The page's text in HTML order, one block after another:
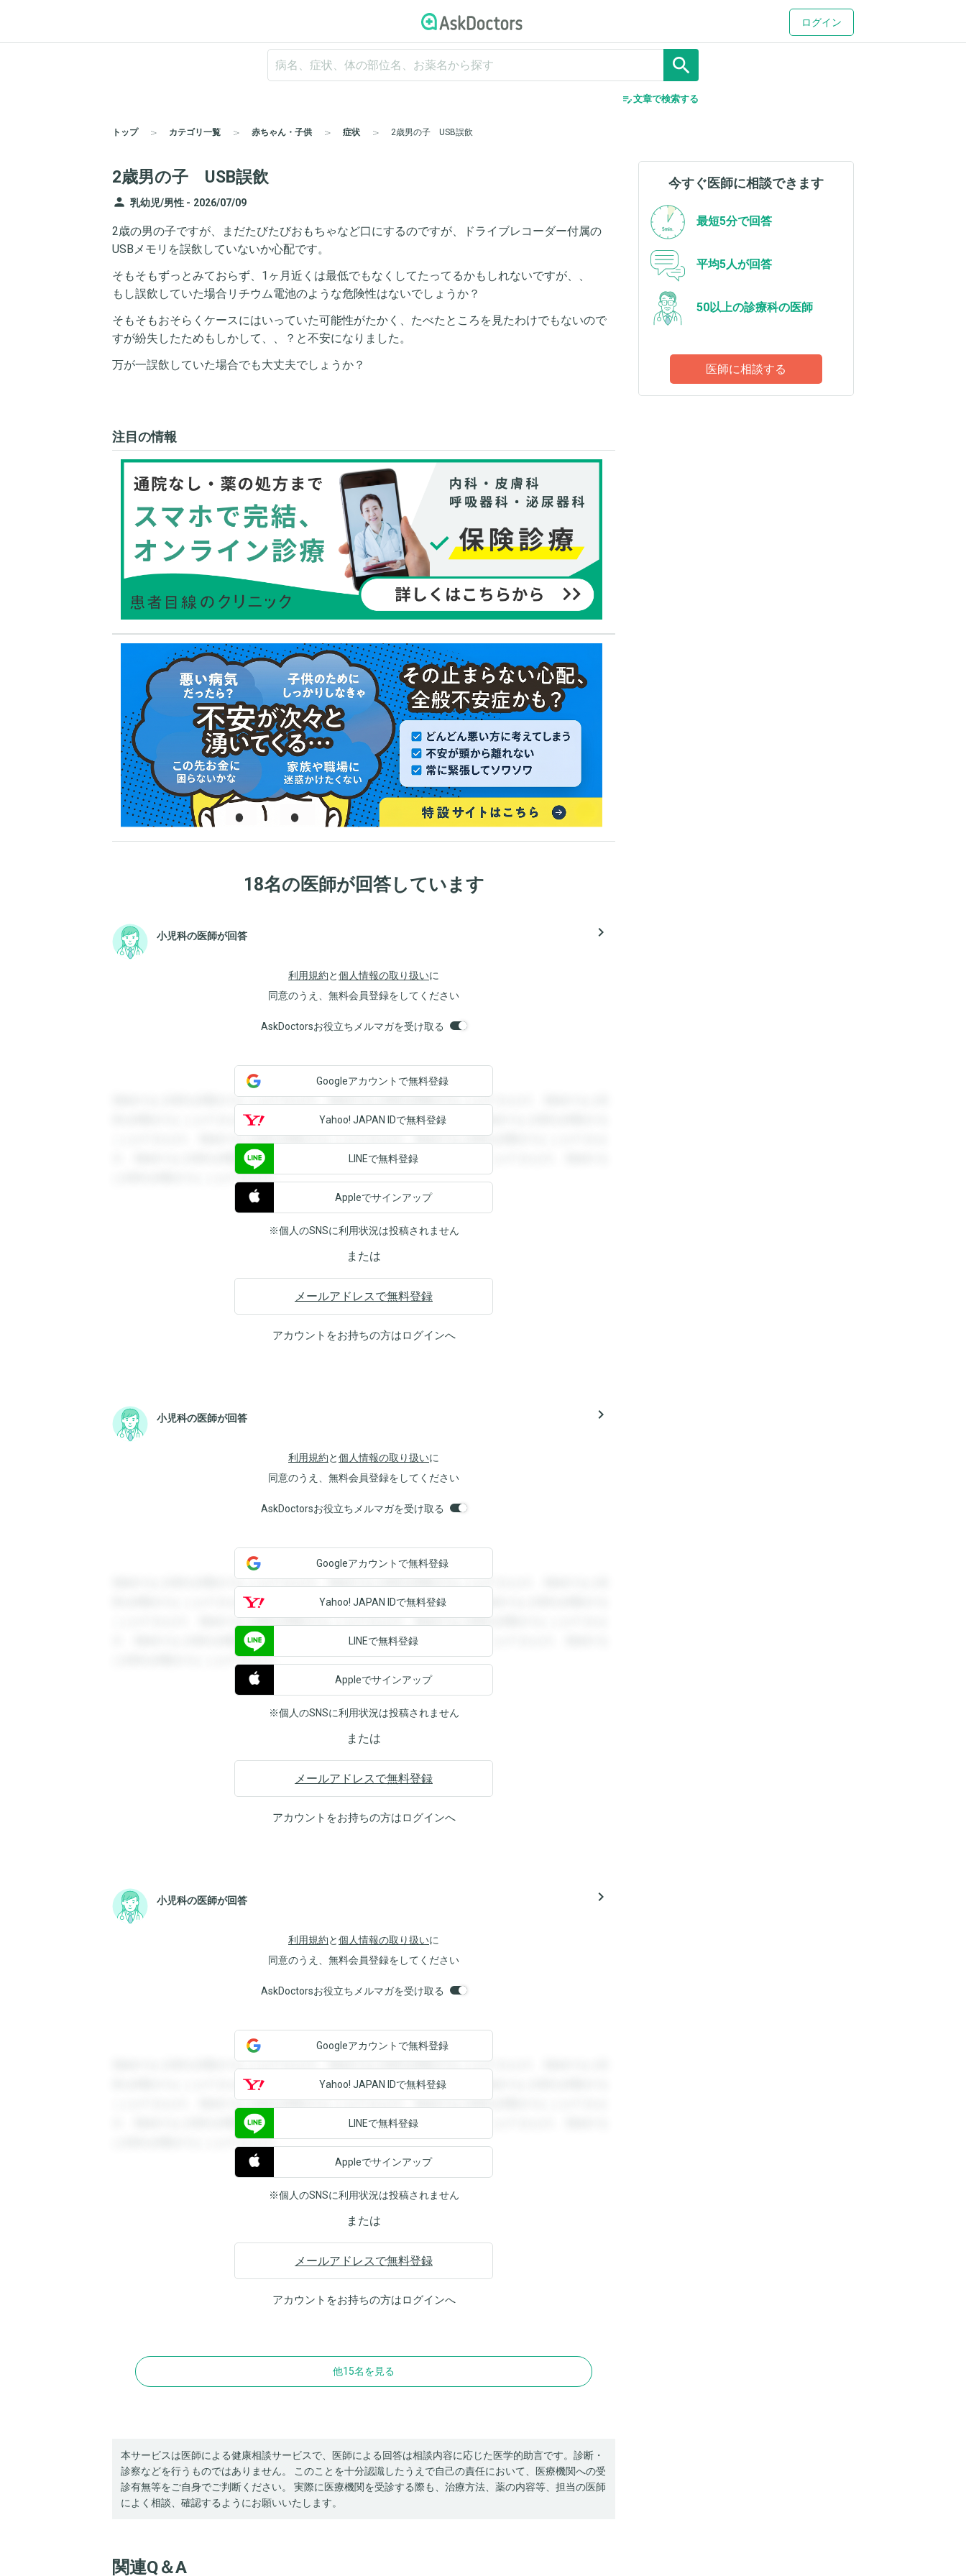
ログイン
search
edit_note文章で検索する
トップ カテゴリ一覧 赤ちゃん・子供 症状 2歳男の子 USB誤飲
2歳男の子 USB誤飲
person 乳幼児/男性 - 2026/07/09
2歳の男の子ですが、まだたびたびおもちゃなど口にするのですが、ドライブレコーダー付属の
USBメモリを誤飲していないか心配です。
そもそもずっとみておらず、1ヶ月近くは最低でもなくしてたってるかもしれないですが、、
もし誤飲していた場合リチウム電池のような危険性はないでしょうか？
そもそもおそらくケースにはいっていた可能性がたかく、たべたところを見たわけでもないので
すが紛失したためもしかして、、？と不安になりました。
万が一誤飲していた場合でも大丈夫でしょうか？
注目の情報
18名の医師が回答しています
小児科の医師が回答 navigate_next
利用規約と個人情報の取り扱いに
同意のうえ、無料会員登録をしてください
AskDoctorsお役立ちメルマガを受け取る
登録すると回答を閲覧することができます。登録すると回答を閲覧することができます。登録すると回
答を閲覧することができます。登録すると回答を閲覧することができます。登録すると回答を閲覧する
ことができます。登録すると回答を閲覧することができます。登録すると回答を閲覧することができま
す。登録すると回答を閲覧することができます。登録すると回答を閲覧することができます。登録する
と回答を閲覧することができます。
Googleアカウントで無料登録
Yahoo! JAPAN IDで無料登録
LINEで無料登録
Appleでサインアップ
※個人のSNSに利用状況は投稿されません
または
メールアドレスで無料登録
アカウントをお持ちの方はログインへ
小児科の医師が回答 navigate_next
利用規約と個人情報の取り扱いに
同意のうえ、無料会員登録をしてください
AskDoctorsお役立ちメルマガを受け取る
登録すると回答を閲覧することができます。登録すると回答を閲覧することができます。登録すると回
答を閲覧することができます。登録すると回答を閲覧することができます。登録すると回答を閲覧する
ことができます。登録すると回答を閲覧することができます。登録すると回答を閲覧することができま
す。登録すると回答を閲覧することができます。登録すると回答を閲覧することができます。登録する
と回答を閲覧することができます。
Googleアカウントで無料登録
Yahoo! JAPAN IDで無料登録
LINEで無料登録
Appleでサインアップ
※個人のSNSに利用状況は投稿されません
または
メールアドレスで無料登録
アカウントをお持ちの方はログインへ
小児科の医師が回答 navigate_next
利用規約と個人情報の取り扱いに
同意のうえ、無料会員登録をしてください
AskDoctorsお役立ちメルマガを受け取る
登録すると回答を閲覧することができます。登録すると回答を閲覧することができます。登録すると回
答を閲覧することができます。登録すると回答を閲覧することができます。登録すると回答を閲覧する
ことができます。登録すると回答を閲覧することができます。登録すると回答を閲覧することができま
す。登録すると回答を閲覧することができます。登録すると回答を閲覧することができます。登録する
と回答を閲覧することができます。
Googleアカウントで無料登録
Yahoo! JAPAN IDで無料登録
LINEで無料登録
Appleでサインアップ
※個人のSNSに利用状況は投稿されません
または
メールアドレスで無料登録
アカウントをお持ちの方はログインへ
他15名を見る
本サービスは医師による健康相談サービスで、医師による回答は相談内容に応じた医学的助言です。診断・
診察などを行うものではありません。 このことを十分認識したうえで自己の責任において、医療機関への受
診有無等をご自身でご判断ください。 実際に医療機関を受診する際も、治療方法、薬の内容等、担当の医師
によく相談、確認するようにお願いいたします。
関連Q＆A
今すぐ医師に相談できます
最短5分で回答
平均5人が回答
50以上の診療科の医師
医師に相談する